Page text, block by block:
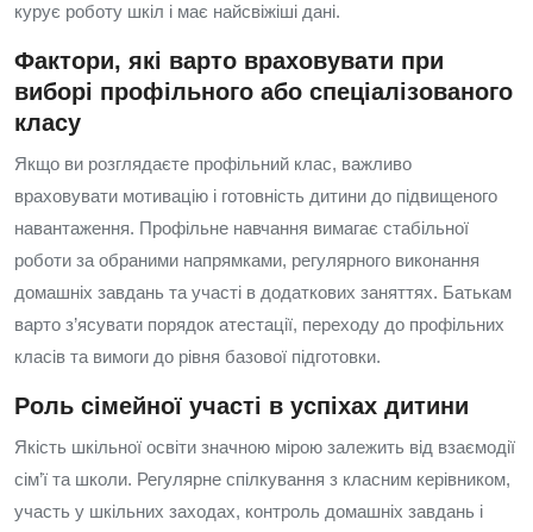
курує роботу шкіл і має найсвіжіші дані.
Фактори, які варто враховувати при
виборі профільного або спеціалізованого
класу
Якщо ви розглядаєте профільний клас, важливо
враховувати мотивацію і готовність дитини до підвищеного
навантаження. Профільне навчання вимагає стабільної
роботи за обраними напрямками, регулярного виконання
домашніх завдань та участі в додаткових заняттях. Батькам
варто з’ясувати порядок атестації, переходу до профільних
класів та вимоги до рівня базової підготовки.
Роль сімейної участі в успіхах дитини
Якість шкільної освіти значною мірою залежить від взаємодії
сім’ї та школи. Регулярне спілкування з класним керівником,
участь у шкільних заходах, контроль домашніх завдань і